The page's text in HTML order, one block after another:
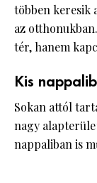
többen keresik
az
tér, hanem
Kis
Sokan attól
nagy
nappaliban is